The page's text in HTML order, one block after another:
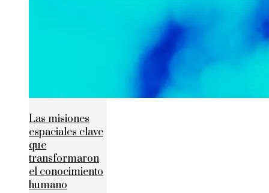
Las misiones
espaciales clave
que
transformaron
el conocimiento
humano